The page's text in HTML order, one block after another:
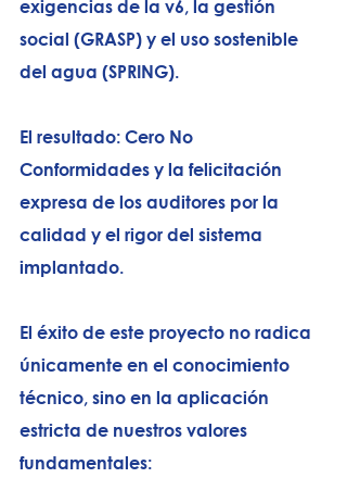
exigencias de la v6, la gestión
social (GRASP) y el uso sostenible
del agua (SPRING).
El resultado: Cero No
Conformidades y la felicitación
expresa de los auditores por la
calidad y el rigor del sistema
implantado.
El éxito de este proyecto no radica
únicamente en el conocimiento
técnico, sino en la aplicación
estricta de nuestros valores
fundamentales: